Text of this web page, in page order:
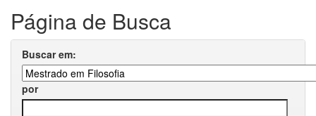
Página de Busca
Buscar em:
por